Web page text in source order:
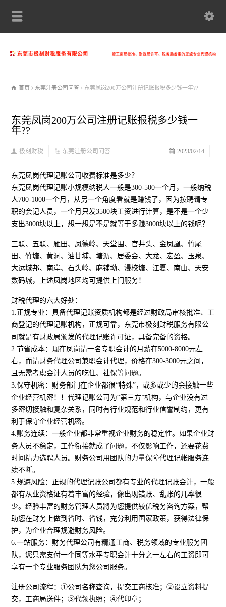
首页 东莞注册公司问答 东莞凤岗200万公司注册记账报税多少钱一年??
东莞凤岗200万公司注册记账报税多少钱一
年??
2023/02/14
极刻财税 东莞注册公司问答
东莞凤岗代理记账公司收费标准是多少？
东莞凤岗代理记账小规模纳税人一般是300-500一个月，一般纳税
人700-1000一个月，从另一个角度看就是赚钱了，因为按聘请专
职的会记人员，一个月只发3500块工资进行计算，是不是一个少
支出3000块以上，想一想是不是就等于多赚3000块以上的钱呢？
三联、五联、雁田、凤德岭、天堂围、官井头、金凤凰、竹尾
田、竹塘、黄洞、油甘埔、塘沥、居委会、大龙、宏盈、玉泉、
大运城邦、南岸、石头岭、麻铺坳、浸校塘、江夏、南山、天安
数码城，上述凤岗地区均可提供上门服务！
财税代理的六大好处：
1.正规专业：具备代理记账资质机构都是经过财政局审核批准、工
商登记的代理记账机构，正规可靠，东莞市极刻财税服务有限公
司就是有财政局颁发的代理记账许可证，具备完备的资格。
2.节省成本：现在凤岗请一名专职会计的月薪在5000-8000元左
右，而请财务代理公司兼职会计代理，价格在300-3000元之间，
且无需考虑会计人员的吃住、社保等问题。
3.保守机密：财务部门在企业都很“特殊”，或多或少的会接触一些
企业经营机密！！代理记账公司为“第三方”机构，与企业没有过
多密切接触和复杂关系，同时有行业规范和行业信誉制约，更有
利于保守企业经营机密。
4.账务连续：一般企业都非常重视企业财务的稳定性。如果企业财
务人员不稳定，工作衔接就成了问题，不仅影响工作，还要花费
时间精力选聘人员。财务公司用团队的力量保障代理记帐服务连
续不断。
5.规避风险：正规的代理记账公司都有专业的代理记账会计，一般
都有从业资格证有着丰富的经验，像出现错账、乱账的几率很
少。经验丰富的财务管理人员將为您提供较优税务咨询方案，帮
助您在财务上做到省时、省钱，充分利用国家政策，获得法律保
护，为企业合理规避财务风险。
6.一站服务：财务代理公司有精通工商、税务领域的专业服务团
队，您只需支付一个同等水平专职会计十分之一左右的工资即可
享有一个专业服务团队为您公司服务。
注册公司流程：①公司名称查询，提交工商核准；②设立资料提
交，工商局送件；③代领执照；④代印章；